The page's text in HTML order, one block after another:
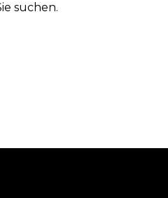
suchen.